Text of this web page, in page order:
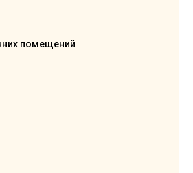
помещений